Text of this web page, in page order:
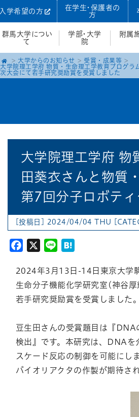
入学希望の方
在学生・保護者の
方
群馬大学につい
て
学部・大学
院
附属
大学からのお知らせ
受賞・成果等
大学院理工学府 物質・生命理工学教育プログ
次大会にて若手研究奨励賞を受賞しました
大学院理工学府 物
田葵衣さんと物質
第7回分子ロボテ
[投稿日] 2024/04/04 THU
Facebook
X Line
2024年3月13日-14日東京大学
生命分子機能化学研究室(神谷
若手研究奨励賞を受賞しました。
豆生田さんの受賞題目は『DNA
検出』です。本研究は、DNAを
スケード反応の制御を可能にし
バイオリアクタの作製が期待され